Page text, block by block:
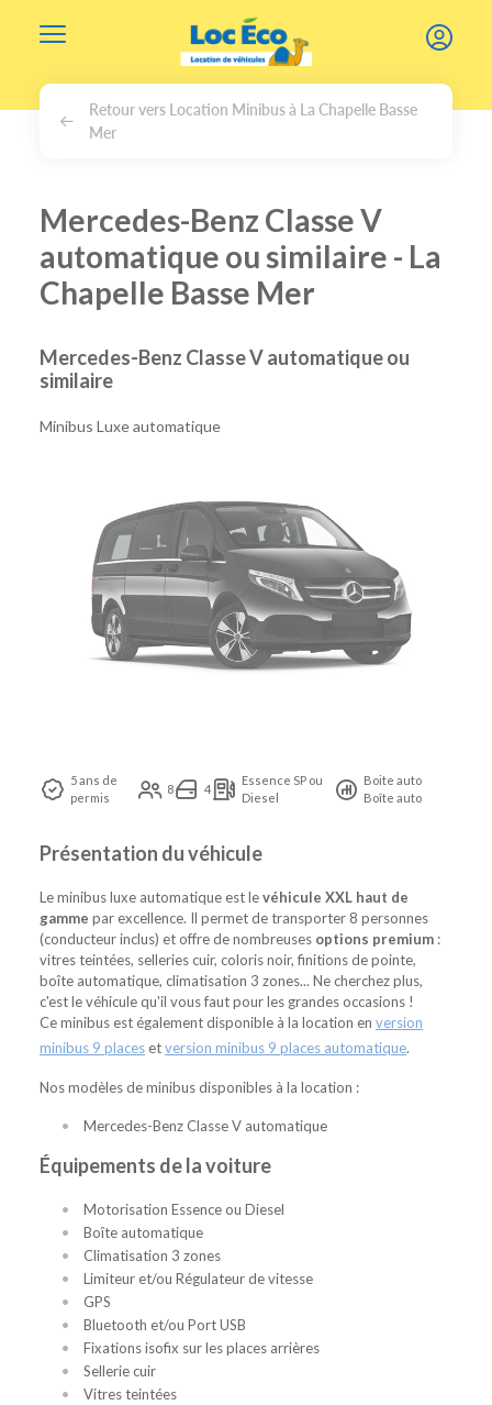
Retour vers Location Minibus à La Chapelle Basse
Mer
Mercedes-Benz Classe V
automatique ou similaire - La
Chapelle Basse Mer
Mercedes-Benz Classe V automatique ou
similaire
Minibus Luxe automatique
5 ans de
permis
8 4
Essence SP ou
Diesel
Boite auto
Boîte auto
Présentation du véhicule
Le minibus luxe automatique est levéhicule XXL haut de
gamme par excellence. Il permet de transporter 8 personnes
(conducteur inclus) et offre de nombreuses options premium :
vitres teintées, selleries cuir, coloris noir, finitions de pointe,
boîte automatique, climatisation 3 zones... Ne cherchez plus,
c'est le véhicule qu'il vous faut pour les grandes occasions !
Ce minibus est également disponible à la location en version
minibus 9 places etversion minibus 9 places automatique.
Nos modèles de minibus disponibles à la location :
Mercedes-Benz Classe V automatique
Équipements de la voiture
Motorisation Essence ou Diesel
Boîte automatique
Climatisation 3 zones
Limiteur et/ou Régulateur de vitesse
GPS
Bluetooth et/ou Port USB
Fixations isofix sur les places arrières
Sellerie cuir
Vitres teintées